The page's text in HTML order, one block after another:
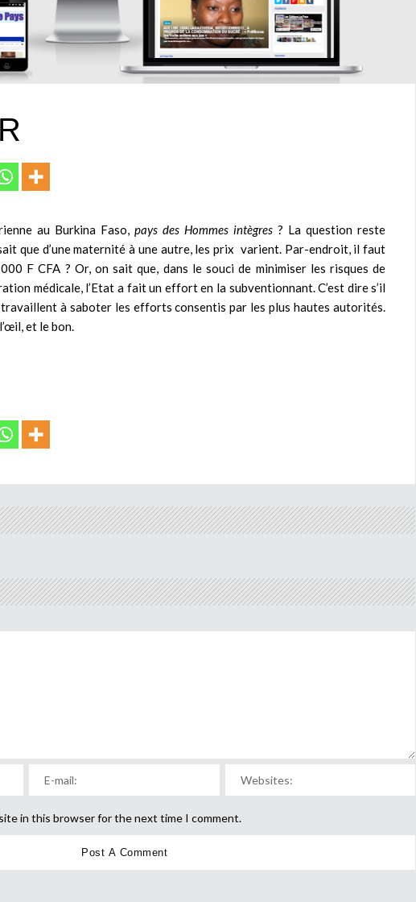
au Burkina Faso,pays des Hommes intègres? La question reste
que d’une maternité à une autre, les prix varient. Par-endroit, il faut
F CFA ? Or, on sait que, dans le souci de minimiser les risques de
médicale, l’Etat a fait un effort en la subventionnant. C’est dire s’il
à saboter les efforts consentis par les plus hautes autorités.
et le bon.
in this browser for the next time I comment.